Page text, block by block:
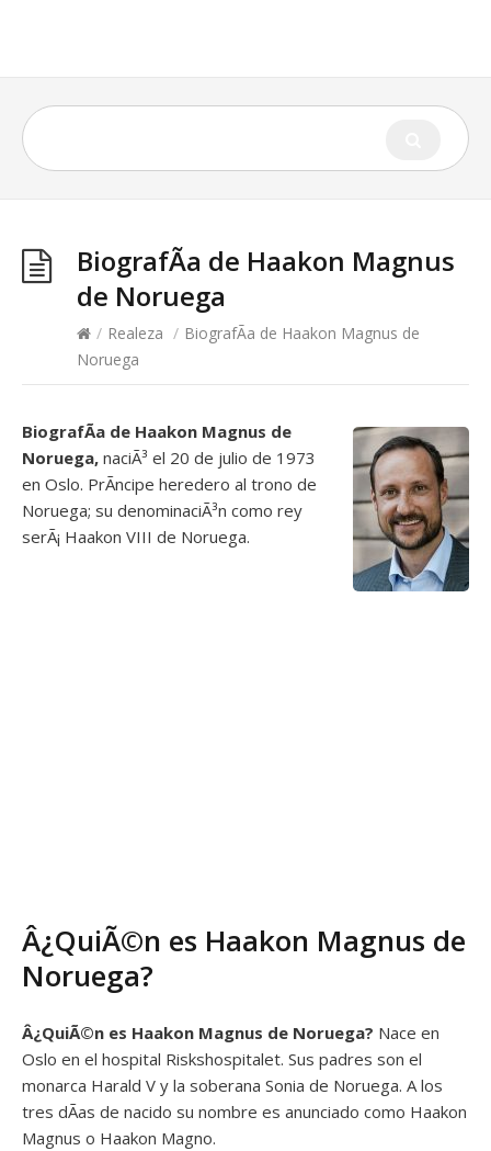
BiografÃ­a de Haakon Magnus
de Noruega
/ Realeza / BiografÃ­a de Haakon Magnus de
Noruega
BiografÃ­a de Haakon Magnus de
Noruega, naciÃ³ el 20 de julio de 1973
en Oslo. PrÃ­ncipe heredero al trono de
Noruega; su denominaciÃ³n como rey
serÃ¡ Haakon VIII de Noruega.
Â¿QuiÃ©n es Haakon Magnus de
Noruega?
Â¿QuiÃ©n es Haakon Magnus de Noruega? Nace en
Oslo en el hospital Riskshospitalet. Sus padres son el
monarca Harald V y la soberana Sonia de Noruega. A los
tres dÃ­as de nacido su nombre es anunciado como Haakon
Magnus o Haakon Magno.